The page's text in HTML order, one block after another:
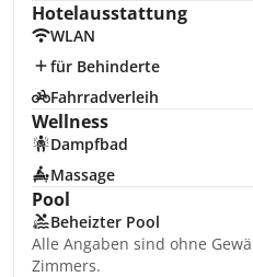
Hotelausstattung
WLAN
für Behinderte
Fahrradverleih
Wellness
Dampfbad
Massage
Pool
Beheizter Pool
Alle Angaben sind ohne
Zimmers.